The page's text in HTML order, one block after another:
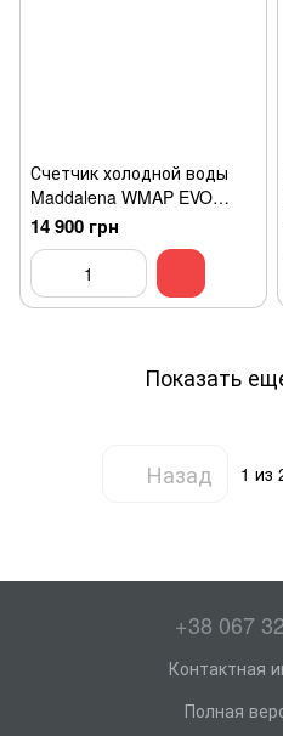
Счетчик холодной воды
Maddalena WMAP EVO
DN80 R160
14 900 грн
Показать
Назад 1 из
+38 067
Контактная
Полная